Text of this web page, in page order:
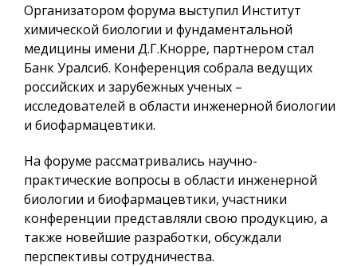
Организатором форума выступил Институт
химической биологии и фундаментальной
медицины имени Д.Г.Кнорре, партнером стал
Банк Уралсиб. Конференция собрала ведущих
российских и зарубежных ученых –
исследователей в области инженерной биологии
и биофармацевтики.
На форуме рассматривались научно-
практические вопросы в области инженерной
биологии и биофармацевтики, участники
конференции представляли свою продукцию, а
также новейшие разработки, обсуждали
перспективы сотрудничества.